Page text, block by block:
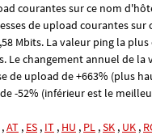
courantes sur ce nom
de upload courantes
,58 Mbits. La valeur ping la
Le changement annuel de la
de upload de +663% (plus
-52% (inférieur est le
,AT , ES , IT , HU , PL ,SK , UK ,